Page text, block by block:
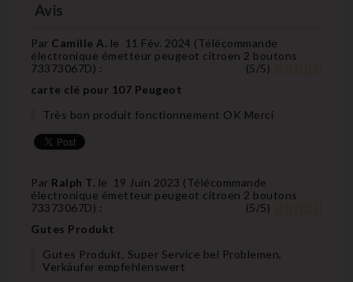
Avis
Par Camille A. le 11 Fév. 2024 (Télécommande
électronique émetteur peugeot citroen 2 boutons
73373067D) : (5/5)
carte clé pour 107 Peugeot
Très bon produit fonctionnement OK Merci
Par Ralph T. le 19 Juin 2023 (Télécommande
électronique émetteur peugeot citroen 2 boutons
73373067D) : (5/5)
Gutes Produkt
Gutes Produkt, Super Service bei Problemen,
Verkäufer empfehlenswert